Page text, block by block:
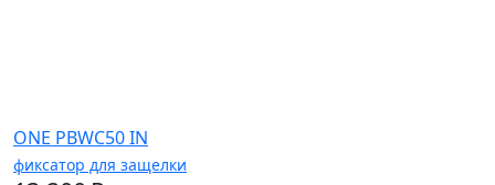
ONE PBWC50 IN
фиксатор для защелки